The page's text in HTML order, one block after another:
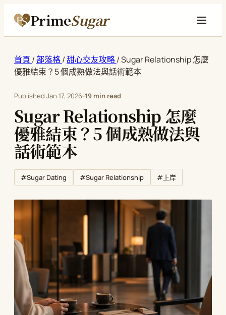
PrimeSugar
首頁 /部落格/甜心交友攻略/Sugar Relationship 怎麼
優雅結束？5 個成熟做法與話術範本
Published Jan 17, 2026-19 min read
Sugar Relationship 怎麼
優雅結束？5 個成熟做法與
話術範本
#Sugar Dating #Sugar Relationship #上岸